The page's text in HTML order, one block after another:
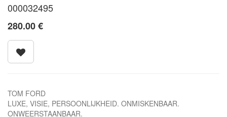
000032495
280.00€
TOM FORD
LUXE, VISIE, PERSOONLIJKHEID. ONMISKENBAAR.
ONWEERSTAANBAAR.